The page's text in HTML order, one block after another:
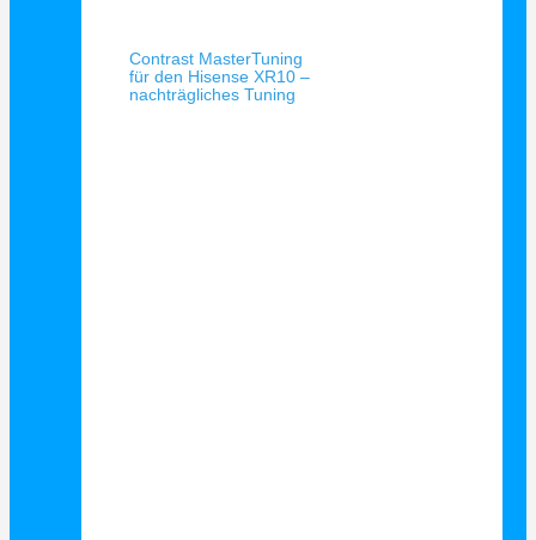
Contrast MasterTuning
für den Hisense XR10 –
nachträgliches Tuning